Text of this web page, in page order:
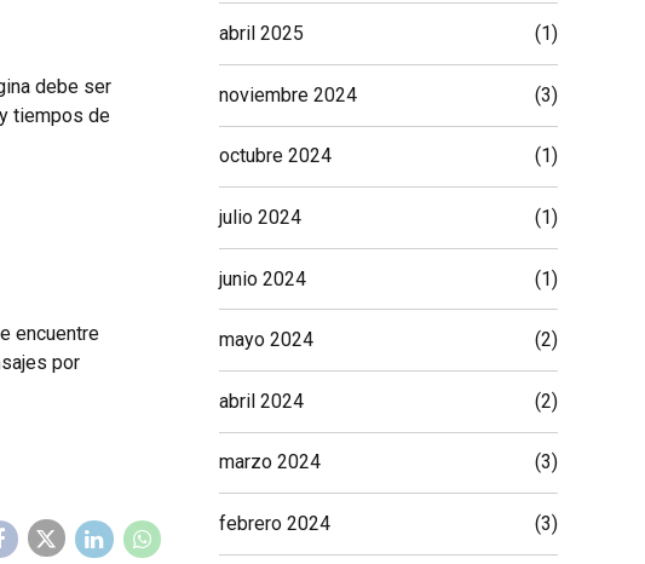
debe ser
tiempos de
encuentre
por
abril 2025 (1)
noviembre 2024 (3)
octubre 2024 (1)
julio 2024 (1)
junio 2024 (1)
mayo 2024 (2)
abril 2024 (2)
marzo 2024 (3)
febrero 2024 (3)